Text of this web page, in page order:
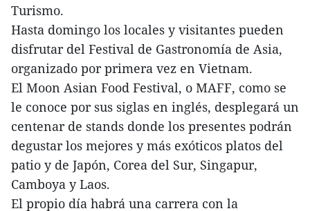
Turismo.
Hasta domingo los locales y visitantes pueden
disfrutar del Festival de Gastronomía de Asia,
organizado por primera vez en Vietnam.
El Moon Asian Food Festival, o MAFF, como se
le conoce por sus siglas en inglés, desplegará un
centenar de stands donde los presentes podrán
degustar los mejores y más exóticos platos del
patio y de Japón, Corea del Sur, Singapur,
Camboya y Laos.
El propio día habrá una carrera con la